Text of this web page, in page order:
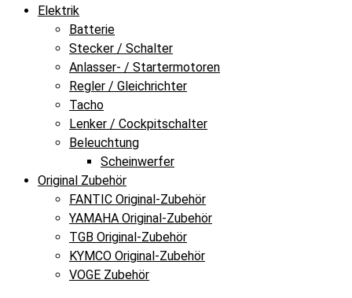
Elektrik
Batterie
Stecker / Schalter
Anlasser- / Startermotoren
Regler / Gleichrichter
Tacho
Lenker / Cockpitschalter
Beleuchtung
Scheinwerfer
Original Zubehör
FANTIC Original-Zubehör
YAMAHA Original-Zubehör
TGB Original-Zubehör
KYMCO Original-Zubehör
VOGE Zubehör